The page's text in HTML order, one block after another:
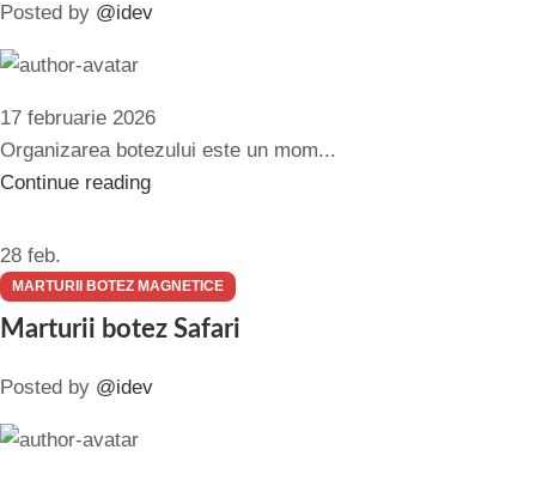
Posted by @idev
17 februarie 2026
Organizarea botezului este un mom...
Continue reading
28 feb.
MARTURII BOTEZ MAGNETICE
Marturii botez Safari
Posted by @idev